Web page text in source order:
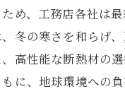
め、工務店各社は
冬の寒さを和らげ
高性能な断熱材の
に、地球環境への